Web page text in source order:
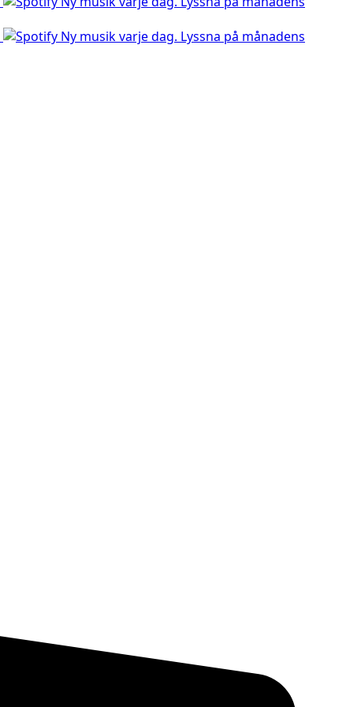
Ny musik varje dag. Lyssna på månadens